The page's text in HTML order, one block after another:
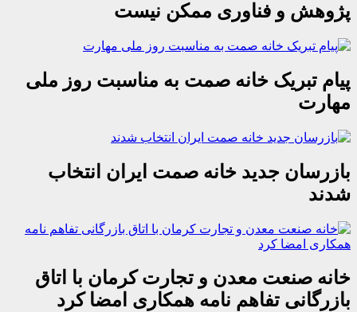
پژوهش و فناوری ممکن نیست
پیام تبریک خانه صمت به مناسبت روز ملی
مهارت
بازرسان جدید خانه صمت ایران انتخاب
شدند
خانه صنعت معدن و تجارت کرمان با اتاق
بازرگانی تفاهم نامه همکاری امضا کرد